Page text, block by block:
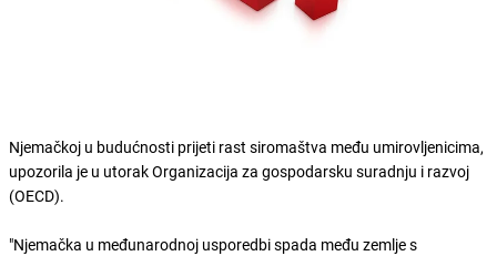
Njemačkoj u budućnosti prijeti rast siromaštva među umirovljenicima,
upozorila je u utorak Organizacija za gospodarsku suradnju i razvoj
(OECD).
"Njemačka u međunarodnoj usporedbi spada među zemlje s